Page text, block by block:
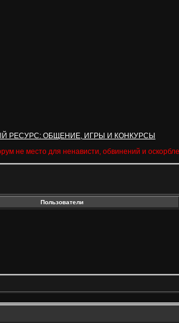
РЕСУРС: ОБЩЕНИЕ, ИГРЫ И КОНКУРСЫ
не место для ненависти, обвинений и
Пользователи